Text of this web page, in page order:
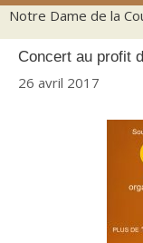
Notre Dame de la
Concert au profit
26 avril 2017